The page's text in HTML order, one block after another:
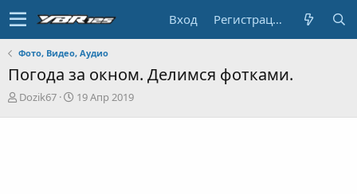
Вход Регистрация
Фото, Видео, Аудио
Погода за окном. Делимся фотками.
А
Dozik67
Д
19 Апр 2019